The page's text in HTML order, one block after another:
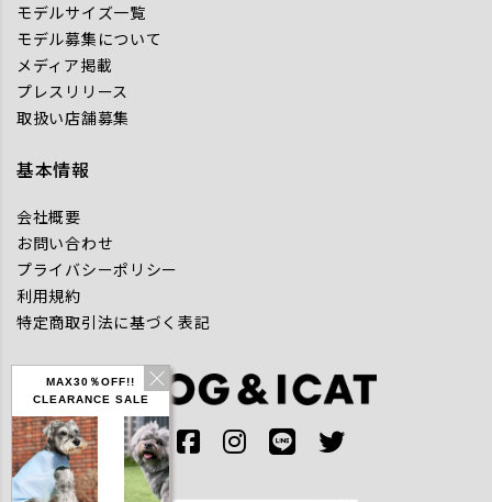
MAX30％OFF!!
CLEARANCE SALE
モデルサイズ一覧
モデル募集について
メディア掲載
プレスリリース
取扱い店舗募集
基本情報
会社概要
お問い合わせ
プライバシーポリシー
利用規約
特定商取引法に基づく表記